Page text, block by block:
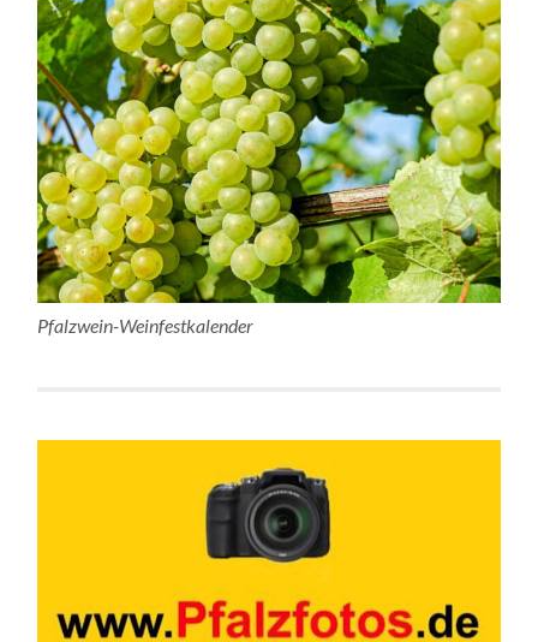
Pfalzwein-Weinfestkalender